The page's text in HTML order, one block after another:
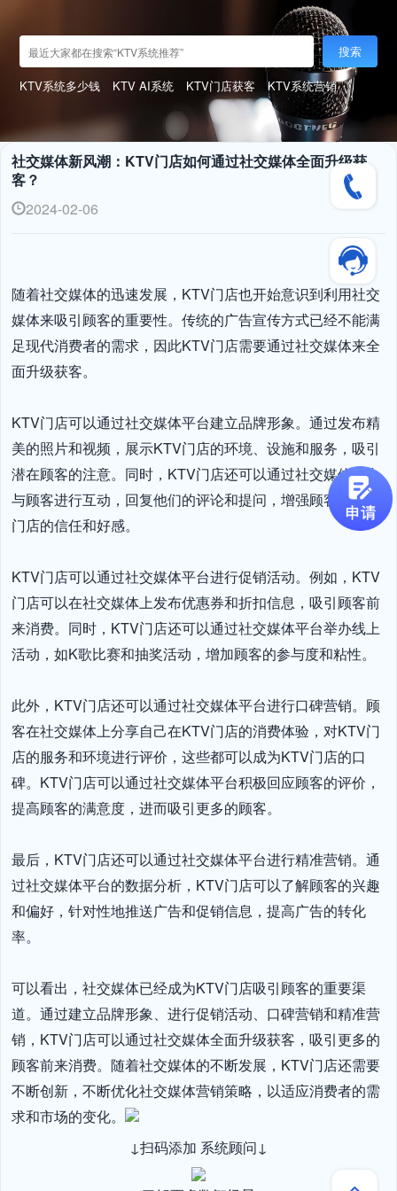
搜索
KTV系统多少钱 KTV AI系统 KTV门店获客 KTV系统营销
社交媒体新风潮：KTV门店如何通过社交媒体全面升级获
客？
2024-02-06
随着社交媒体的迅速发展，KTV门店也开始意识到利用社交
媒体来吸引顾客的重要性。传统的广告宣传方式已经不能满
足现代消费者的需求，因此KTV门店需要通过社交媒体来全
面升级获客。
KTV门店可以通过社交媒体平台建立品牌形象。通过发布精
美的照片和视频，展示KTV门店的环境、设施和服务，吸引
潜在顾客的注意。同时，KTV门店还可以通过社交媒体平台
与顾客进行互动，回复他们的评论和提问，增强顾客对KTV
门店的信任和好感。
KTV门店可以通过社交媒体平台进行促销活动。例如，KTV
门店可以在社交媒体上发布优惠券和折扣信息，吸引顾客前
来消费。同时，KTV门店还可以通过社交媒体平台举办线上
活动，如K歌比赛和抽奖活动，增加顾客的参与度和粘性。
此外，KTV门店还可以通过社交媒体平台进行口碑营销。顾
客在社交媒体上分享自己在KTV门店的消费体验，对KTV门
店的服务和环境进行评价，这些都可以成为KTV门店的口
碑。KTV门店可以通过社交媒体平台积极回应顾客的评价，
提高顾客的满意度，进而吸引更多的顾客。
最后，KTV门店还可以通过社交媒体平台进行精准营销。通
过社交媒体平台的数据分析，KTV门店可以了解顾客的兴趣
和偏好，针对性地推送广告和促销信息，提高广告的转化
率。
可以看出，社交媒体已经成为KTV门店吸引顾客的重要渠
道。通过建立品牌形象、进行促销活动、口碑营销和精准营
销，KTV门店可以通过社交媒体全面升级获客，吸引更多的
顾客前来消费。随着社交媒体的不断发展，KTV门店还需要
不断创新，不断优化社交媒体营销策略，以适应消费者的需
求和市场的变化。
↓扫码添加 系统顾问↓